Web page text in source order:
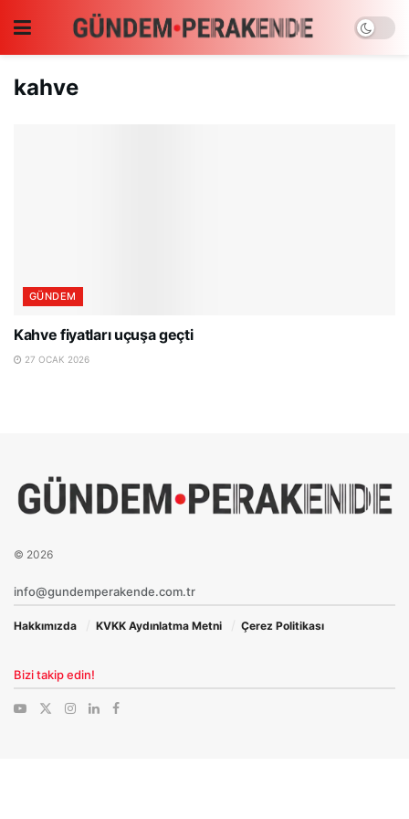
kahve
GÜNDEM
Kahve fiyatları uçuşa geçti
27 OCAK 2026
© 2026
info@gundemperakende.com.tr
Hakkımızda KVKK Aydınlatma Metni Çerez Politikası
Bizi takip edin!